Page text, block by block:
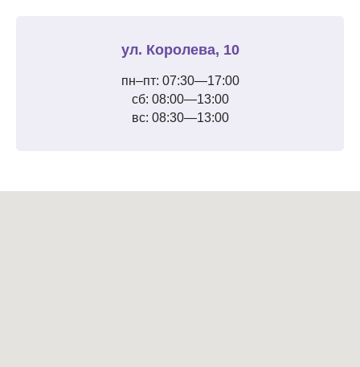
ул. Королева, 10
пн–пт: 07:30—17:00
сб: 08:00—13:00
вс: 08:30—13:00